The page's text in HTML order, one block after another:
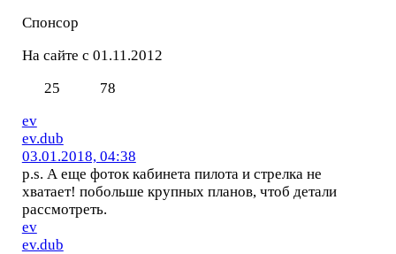
Спонсор
На сайте с 01.11.2012
25
78
ev
ev.dub
03.01.2018, 04:38
p.s. А еще фоток кабинета пилота и стрелка не
хватает! побольше крупных планов, чтоб детали
рассмотреть.
ev
ev.dub